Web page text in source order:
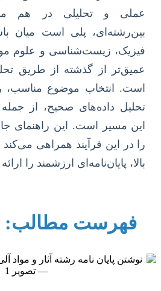
عملی و تحلیلی در هم
بین‌رشته‌ای، پلی است میان
فیزیک، زیست‌شناسی و علوم
عمیق‌تر از گذشته از طریق
است. انتخاب موضوع
تحلیل داده‌های صحیح، از
این مسیر است. این راهنمای
را در این فرآیند همراهی می‌کند
بالا، پایان‌نامه‌ای ارزشمند را
فهرست مطالب: